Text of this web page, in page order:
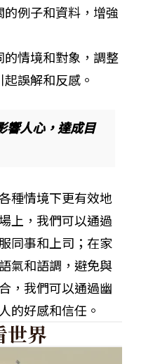
的例子和資料，增強
的情境和對象，調整
誤解和反感。
響人心，達成目
種情境下更有效地
上，我們可以通過
同事和上司；在家
氣和語調，避免與
，我們可以通過幽
的好感和信任。
世界